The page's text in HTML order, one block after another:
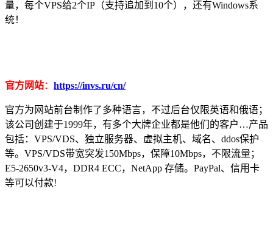
量，每个VPS给2个IP（支持追加到10个），还有Windows系
统！
官方网站： https://invs.ru/cn/
官方为网站前台制作了多种语言，不过后台仅限英语和俄语；
该公司创建于1999年，有多个大牌企业都是他们的客户…产品
包括：VPS/VDS、独立服务器、虚拟主机、域名、ddos保护
等。VPS/VDS带宽突发150Mbps，保障10Mbps，不限流量；
E5-2650v3-V4，DDR4 ECC，NetApp 存储。PayPal、信用卡
等可以付款!